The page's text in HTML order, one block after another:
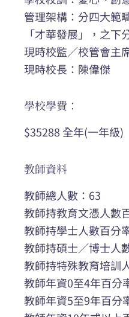
管理架構：分四大範
「才華發展」，之下
現時校監／校管會主
現時校長：陳偉傑
學校學費：
$35288 全年(一年級)
教師資料
教師總人數：63
教師持教育文憑人數
教師持學士人數百分
教師持碩士／博士人
教師持特殊教育培訓
教師年資0至4年百分
教師年資5至9年百分